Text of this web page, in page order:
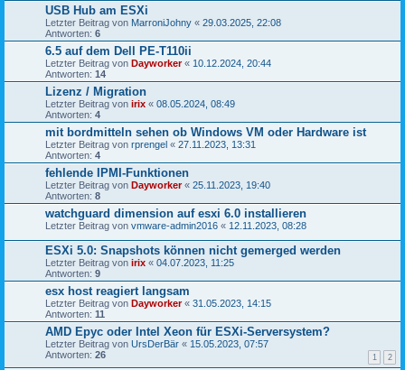
USB Hub am ESXi
Letzter Beitrag von MarroniJohny « 29.03.2025, 22:08
Antworten: 6
6.5 auf dem Dell PE-T110ii
Letzter Beitrag von Dayworker« 10.12.2024, 20:44
Antworten: 14
Lizenz / Migration
Letzter Beitrag von irix « 08.05.2024, 08:49
Antworten: 4
mit bordmitteln sehen ob Windows VM oder Hardware ist
Letzter Beitrag von rprengel « 27.11.2023, 13:31
Antworten: 4
fehlende IPMI-Funktionen
Letzter Beitrag von Dayworker« 25.11.2023, 19:40
Antworten: 8
watchguard dimension auf esxi 6.0 installieren
Letzter Beitrag von vmware-admin2016 « 12.11.2023, 08:28
ESXi 5.0: Snapshots können nicht gemerged werden
Letzter Beitrag von irix « 04.07.2023, 11:25
Antworten: 9
esx host reagiert langsam
Letzter Beitrag von Dayworker« 31.05.2023, 14:15
Antworten: 11
AMD Epyc oder Intel Xeon für ESXi-Serversystem?
Letzter Beitrag von UrsDerBär « 15.05.2023, 07:57
Antworten: 26 1 2